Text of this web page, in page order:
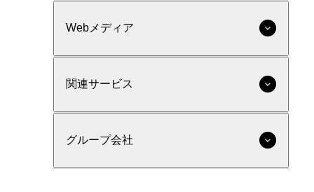
Webメディア
関連サービス
グループ会社